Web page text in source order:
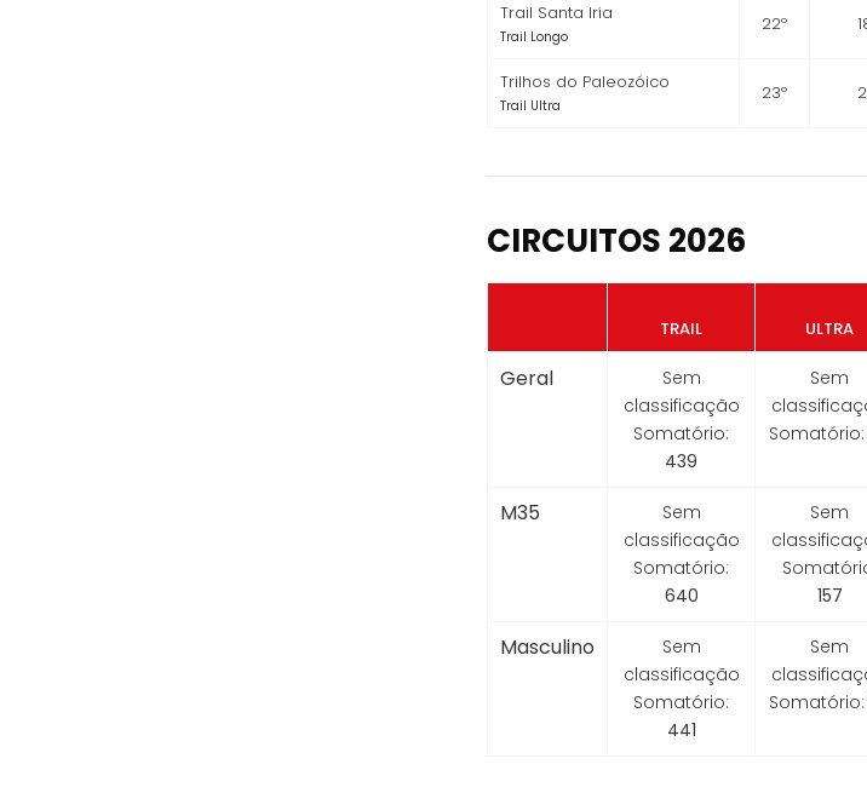
Trail Santa Iria
Trail Longo
22º
Trilhos do Paleozóico
Trail Ultra
23º
CIRCUITOS 2026
TRAIL ULTRA
Geral
Sem
classificação
Somatório:
439
Sem
Somatório:
M35
Sem
classificação
Somatório:
640
Sem
157
Masculino
Sem
classificação
Somatório:
441
Sem
Somatório: